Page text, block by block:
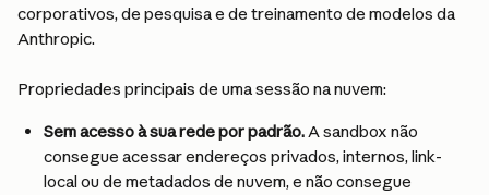
corporativos, de pesquisa e de treinamento de modelos da
Anthropic.
Propriedades principais de uma sessão na nuvem:
Sem acesso à sua rede por padrão. A sandbox não
consegue acessar endereços privados, internos, link-
local ou de metadados de nuvem, e não consegue